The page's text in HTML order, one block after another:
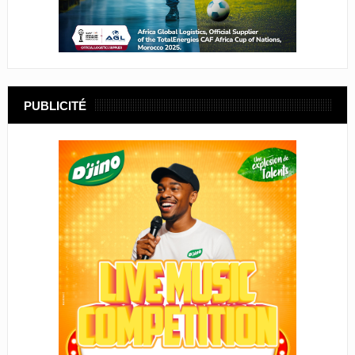
PUBLICITÉ